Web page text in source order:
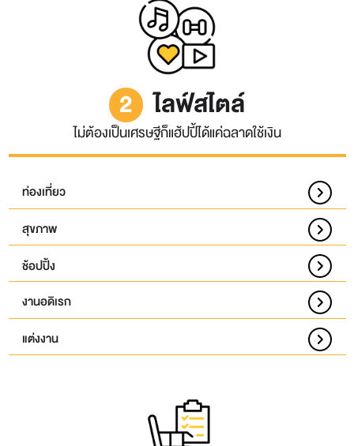
2 ไลฟ์สไตล์
ไม่ต้องเป็นเศรษฐีก็แฮ้ปปี้ได้แค่ฉลาดใช้เงิน
ท่องเที่ยว
สุขภาพ
ช้อปปิ้ง
งานอดิเรก
แต่งงาน